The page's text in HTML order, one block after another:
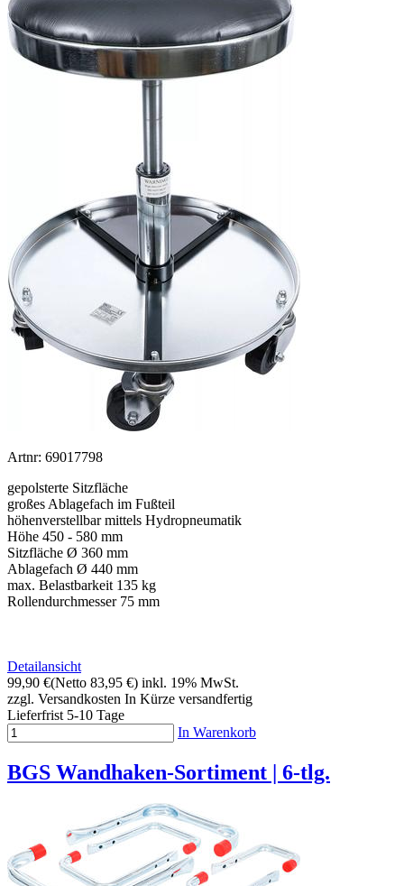
Artnr: 69017798
gepolsterte Sitzfläche
großes Ablagefach im Fußteil
höhenverstellbar mittels Hydropneumatik
Höhe 450 - 580 mm
Sitzfläche Ø 360 mm
Ablagefach Ø 440 mm
max. Belastbarkeit 135 kg
Rollendurchmesser 75 mm
Detailansicht
99,90 €(Netto 83,95 €) inkl. 19% MwSt.
zzgl. Versandkosten In Kürze versandfertig
Lieferfrist 5-10 Tage
In Warenkorb
BGS Wandhaken-Sortiment | 6-tlg.